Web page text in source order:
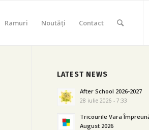
Ramuri Noutăți Contact
LATEST NEWS
After School 2026-2027
28 iulie 2026 - 7:33
Tricourile Vara
August 2026